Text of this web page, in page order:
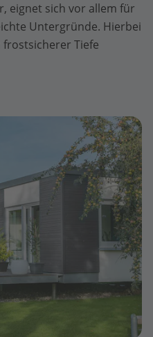
eignet sich vor allem für
Untergründe. Hierbei
Tiefe